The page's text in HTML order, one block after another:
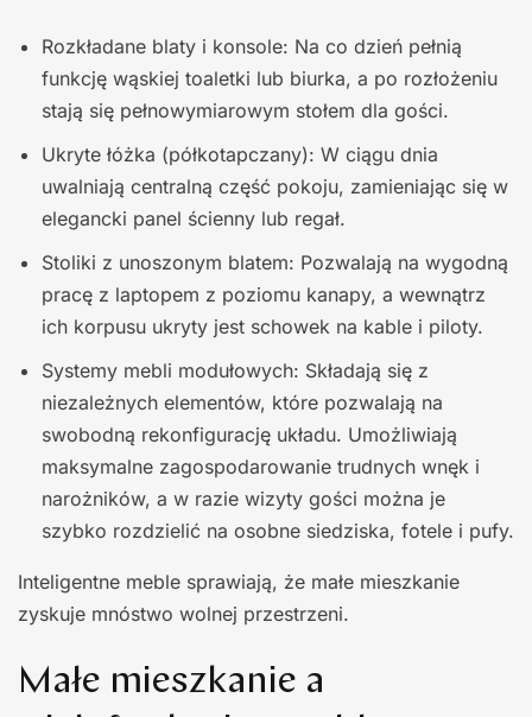
Rozkładane blaty i konsole: Na co dzień pełnią
funkcję wąskiej toaletki lub biurka, a po rozłożeniu
stają się pełnowymiarowym stołem dla gości.
Ukryte łóżka (półkotapczany): W ciągu dnia
uwalniają centralną część pokoju, zamieniając się w
elegancki panel ścienny lub regał.
Stoliki z unoszonym blatem: Pozwalają na wygodną
pracę z laptopem z poziomu kanapy, a wewnątrz
ich korpusu ukryty jest schowek na kable i piloty.
Systemy mebli modułowych: Składają się z
niezależnych elementów, które pozwalają na
swobodną rekonfigurację układu. Umożliwiają
maksymalne zagospodarowanie trudnych wnęk i
narożników, a w razie wizyty gości można je
szybko rozdzielić na osobne siedziska, fotele i pufy.
Inteligentne meble sprawiają, że małe mieszkanie
zyskuje mnóstwo wolnej przestrzeni.
Małe mieszkanie a